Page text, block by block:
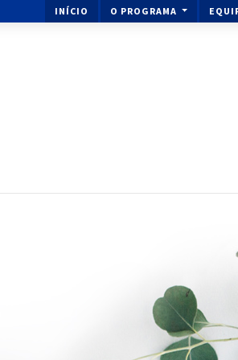
INÍCIO O PROGRAMA
Ingresse no Mestrado ou
Melhoramento de Plantas
O PROCESSO SELETIVO PARA
DOUTORADO EM GENÉTICA E